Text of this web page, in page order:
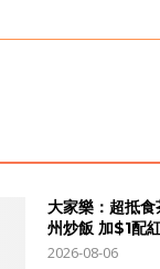
大家樂：超抵
州炒飯 加$1配
2026-08-06